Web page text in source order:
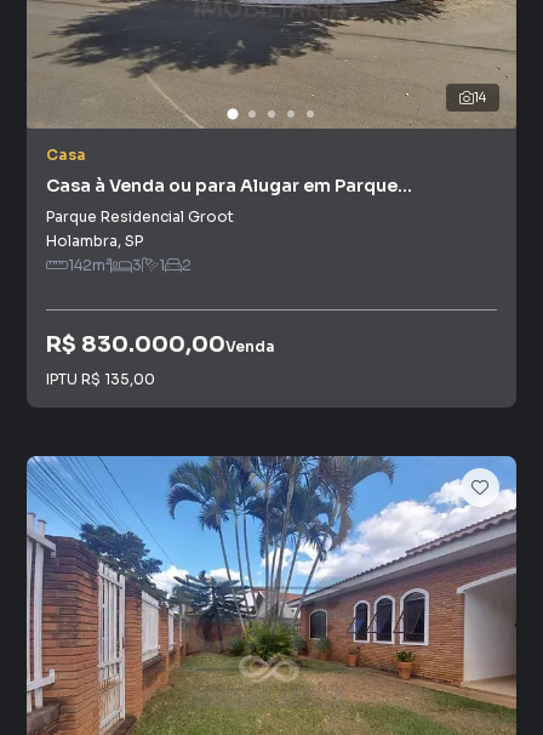
14
Casa
Casa à Venda ou para Alugar em Parque
Residencial Groot
Parque Residencial Groot
Holambra, SP
142m² 3 1 2
R$ 830.000,00Venda
IPTU R$ 135,00